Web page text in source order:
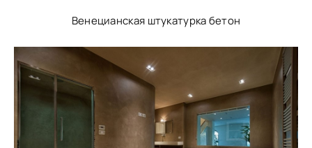
Венецианская штукатурка бетон